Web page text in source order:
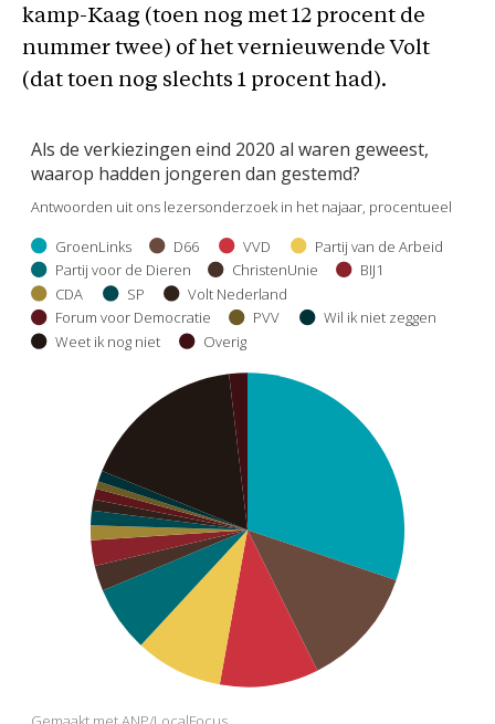
kamp-Kaag (toen nog met 12 procent de
nummer twee) of het vernieuwende Volt
(dat toen nog slechts 1 procent had).